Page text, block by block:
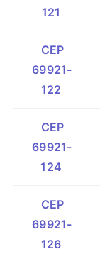
121
CEP
69921-
122
CEP
69921-
124
CEP
69921-
126